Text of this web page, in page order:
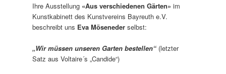
Ihre Ausstellung «Aus verschiedenen Gärten» im
Kunstkabinett des Kunstvereins Bayreuth e.V.
beschreibt uns Eva Möseneder selbst:
„Wir müssen unseren Garten bestellen“ (letzter
Satz aus Voltaire´s „Candide“)